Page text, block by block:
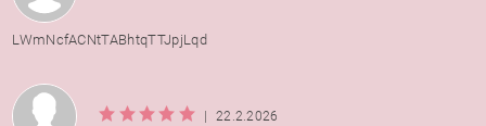
LWmNcfACNtTABhtqTTJpjLqd
22.2.2026